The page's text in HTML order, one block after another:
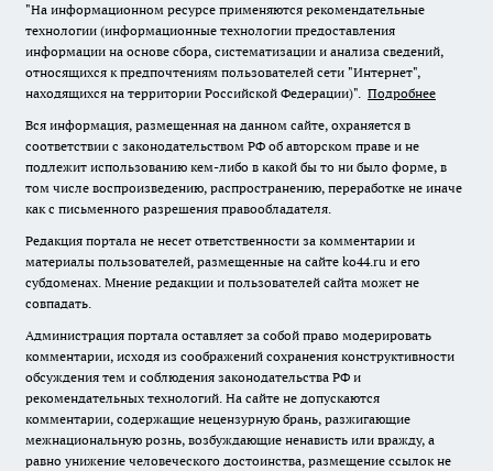
"На информационном ресурсе применяются рекомендательные
технологии (информационные технологии предоставления
информации на основе сбора, систематизации и анализа сведений,
относящихся к предпочтениям пользователей сети "Интернет",
находящихся на территории Российской Федерации)". Подробнее
Вся информация, размещенная на данном сайте, охраняется в
соответствии с законодательством РФ об авторском праве и не
подлежит использованию кем-либо в какой бы то ни было форме, в
том числе воспроизведению, распространению, переработке не иначе
как с письменного разрешения правообладателя.
Редакция портала не несет ответственности за комментарии и
материалы пользователей, размещенные на сайте ko44.ru и его
субдоменах. Мнение редакции и пользователей сайта может не
совпадать.
Администрация портала оставляет за собой право модерировать
комментарии, исходя из соображений сохранения конструктивности
обсуждения тем и соблюдения законодательства РФ и
рекомендательных технологий. На сайте не допускаются
комментарии, содержащие нецензурную брань, разжигающие
межнациональную рознь, возбуждающие ненависть или вражду, а
равно унижение человеческого достоинства, размещение ссылок не